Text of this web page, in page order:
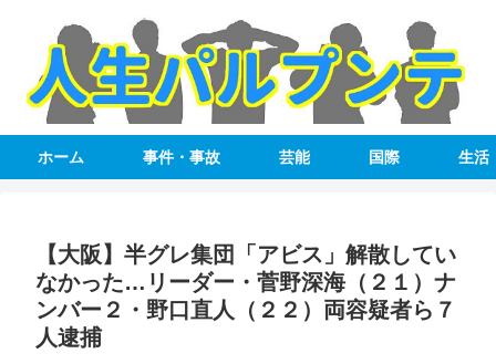
ホーム 事件・事故 芸能 国際 生活
【大阪】半グレ集団「アビス」解散してい
なかった…リーダー・菅野深海（２１）ナ
ンバー２・野口直人（２２）両容疑者ら７
人逮捕